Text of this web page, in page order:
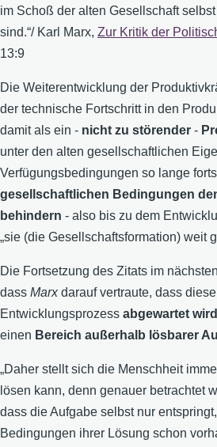
im Schoß der alten Gesellschaft
sind.“/ Karl Marx, Zur Kritik der
13:9
Die Weiterentwicklung der
der technische Fortschritt in den
damit als ein - nicht zu störender -
unter den alten gesellschaftlichen
Verfügungsbedingungen so lange
gesellschaftlichen Bedingungen
behindern - also bis zu dem
„sie (die Gesellschaftsformation) weit
Die Fortsetzung des Zitats im
dass Marxdarauf vertraute, dass
Entwicklungsprozess abgewartet wird
einen Bereich außerhalb lösbarer
„Daher stellt sich die Menschheit
lösen kann, denn genauer betrachtet
dass die Aufgabe selbst nur
Bedingungen ihrer Lösung schon